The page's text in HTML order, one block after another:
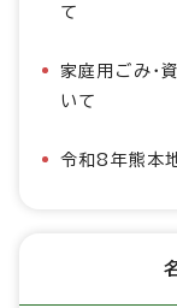
て
家庭用ごみ・
いて
令和8年熊本